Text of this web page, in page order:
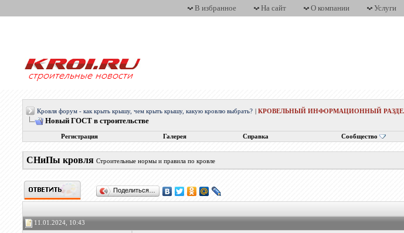
В избранное На сайт О компании Услуги
Кровля форум - как крыть крышу, чем крыть крышу, какую кровлю выбрать? |КРОВЕЛЬНЫЙ ИНФОРМАЦИОННЫЙ
Новый ГОСТ в строительстве
Регистрация Галерея Справка Сообщество
СНиПы кровля Строительные нормы и правила по кровле
Поделиться…
11.01.2024, 10:43